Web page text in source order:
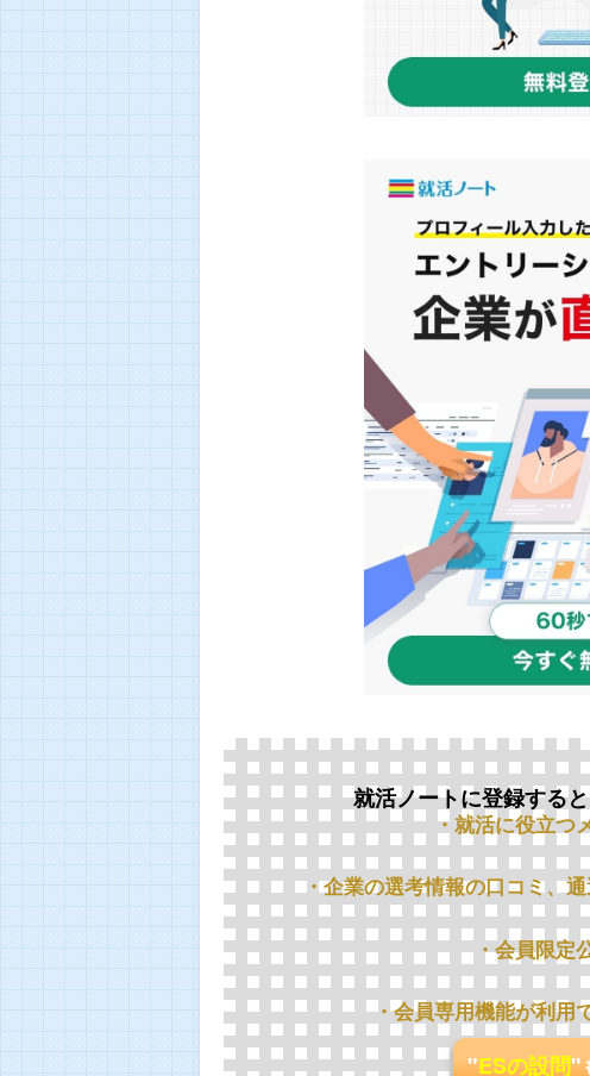
就活ノートに登録する
・就活に役立つ
・企業の選考情報の口コミ、
・会員限定
・会員専用機能が利用
"ESの設問"